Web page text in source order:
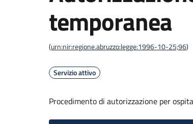
temporanea
(urn:nir:regione.abruzzo:legge:1996-10-25;96)
Servizio attivo
Procedimento di autorizzazione per